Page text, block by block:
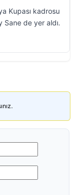
Kupası kadrosu
Sane de yer aldı.